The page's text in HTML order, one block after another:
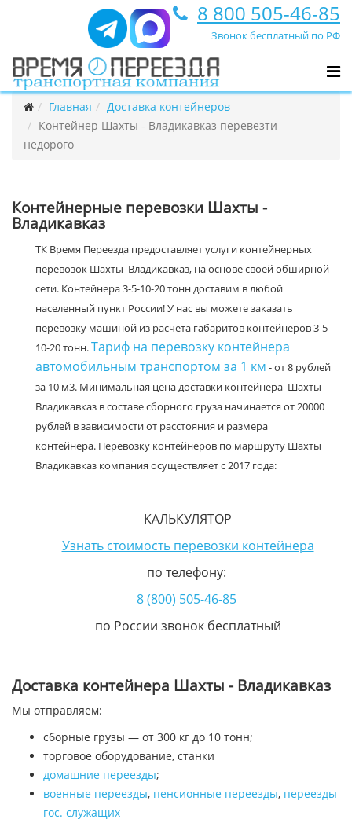
8 800 505-46-85
Звонок бесплатный по РФ
Главная
Доставка контейнеров
Контейнер Шахты - Владикавказ перевезти
недорого
Контейнерные перевозки Шахты -
Владикавказ
ТК Время Переезда предоставляет услуги контейнерных
перевозок Шахты Владикавказ, на основе своей обширной
сети. Контейнера 3-5-10-20 тонн доставим в любой
населенный пункт России! У нас вы можете заказать
перевозку машиной из расчета габаритов контейнеров 3-5-
10-20 тонн.Тариф на перевозку контейнера
автомобильным транспортом за 1 км - от 8 рублей
за 10 м3. Минимальная цена доставки контейнера Шахты
Владикавказ в составе сборного груза начинается от 20000
рублей в зависимости от расстояния и размера
контейнера. Перевозку контейнеров по маршруту Шахты
Владикавказ компания осуществляет с 2017 года:
КАЛЬКУЛЯТОР
Узнать стоимость перевозки контейнера
по телефону:
8 (800) 505-46-85
по России звонок бесплатный
Доставка контейнера Шахты - Владикавказ
Мы отправляем:
сборные грузы — от 300 кг до 10 тонн;
торговое оборудование, станки
домашние переезды;
военные переезды, пенсионные переезды, переезды
гос. служащих